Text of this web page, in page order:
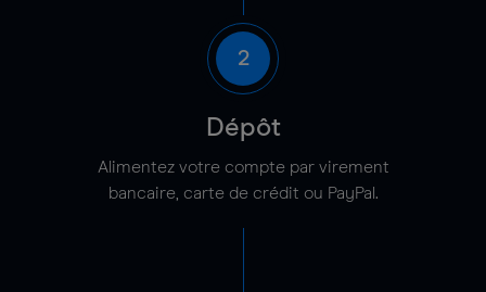
2
Dépôt
Alimentez votre compte par virement
bancaire, carte de crédit ou PayPal.